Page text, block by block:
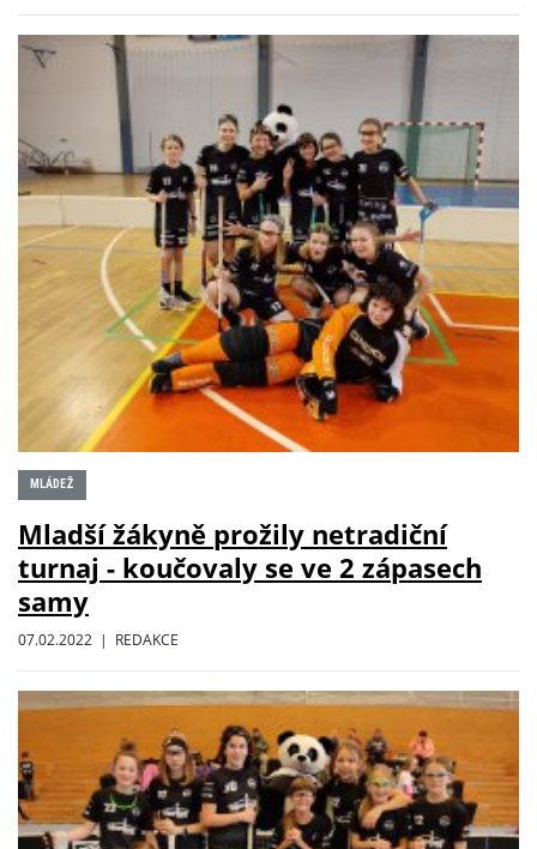
MLÁDEŽ
Mladší žákyně prožily netradiční
turnaj - koučovaly se ve 2 zápasech
samy
07.02.2022 | REDAKCE